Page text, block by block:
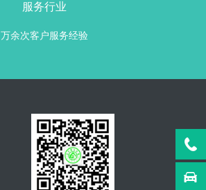
服务行业
万余次客户服务经验